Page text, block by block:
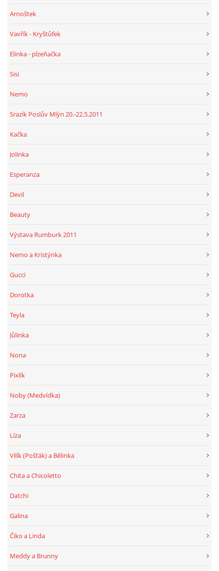
Arnoštek
Vavřík - Kryštůfek
Elinka - plzeňačka
Sisi
Nemo
Srazík Poslův Mlýn 20.-22.5.2011
Kačka
Jolinka
Esperanza
Devil
Beauty
Výstava Rumburk 2011
Nemo a Kristýnka
Gucci
Dorotka
Teyla
Jůlinka
Nona
Pixlík
Noby (Medvídka)
Zarza
Líza
Vilík (Pošťák) a Bělinka
Chita a Chicoletto
Datchi
Galina
Čiko a Linda
Meddy a Brunny